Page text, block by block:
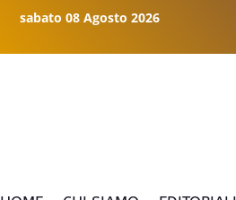
sabato 08 Agosto 2026